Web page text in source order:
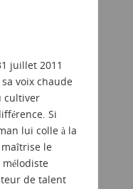
juillet 2011
voix chaude
cultiver
Si
lui colle à la
maîtrise le
de talent